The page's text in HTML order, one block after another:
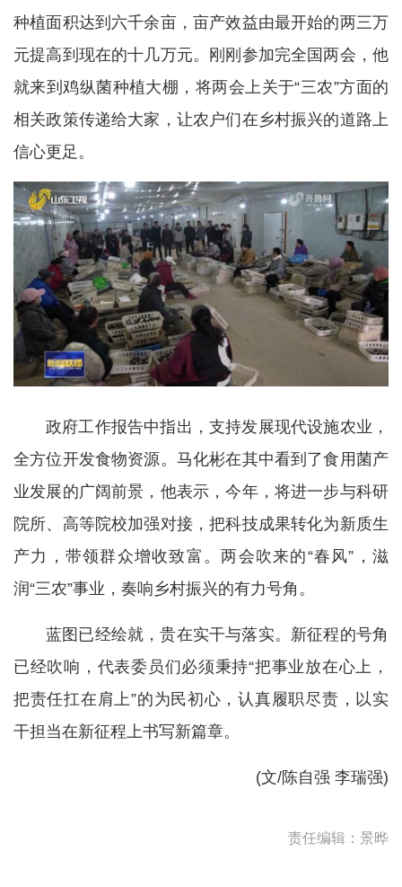
种植面积达到六千余亩，亩产效益由最开始的两三万
元提高到现在的十几万元。刚刚参加完全国两会，他
就来到鸡纵菌种植大棚，将两会上关于“三农”方面的
相关政策传递给大家，让农户们在乡村振兴的道路上
信心更足。
政府工作报告中指出，支持发展现代设施农业，
全方位开发食物资源。马化彬在其中看到了食用菌产
业发展的广阔前景，他表示，今年，将进一步与科研
院所、高等院校加强对接，把科技成果转化为新质生
产力，带领群众增收致富。两会吹来的“春风”，滋
润“三农”事业，奏响乡村振兴的有力号角。
蓝图已经绘就，贵在实干与落实。新征程的号角
已经吹响，代表委员们必须秉持“把事业放在心上，
把责任扛在肩上”的为民初心，认真履职尽责，以实
干担当在新征程上书写新篇章。
(文/陈自强 李瑞强)
责任编辑：景晔